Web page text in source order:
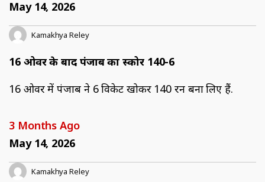
May 14, 2026
Kamakhya Reley
16 ओवर के बाद पंजाब का स्कोर 140-6
16 ओवर में पंजाब ने 6 विकेट खोकर 140 रन बना लिए हैं.
3 Months Ago
May 14, 2026
Kamakhya Reley